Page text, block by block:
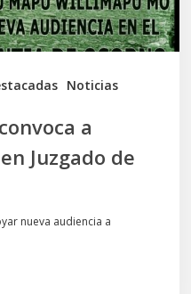
Noticias
a
Juzgado de
nueva audiencia a